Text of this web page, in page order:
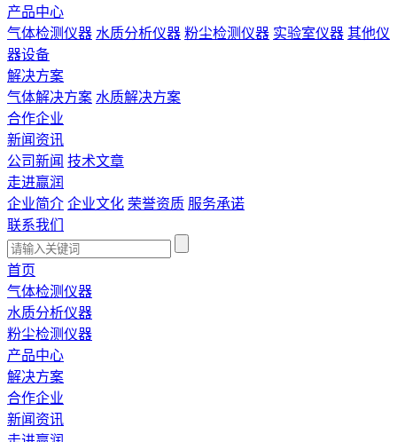
产品中心
气体检测仪器 水质分析仪器 粉尘检测仪器 实验室仪器 其他仪
器设备
解决方案
气体解决方案 水质解决方案
合作企业
新闻资讯
公司新闻 技术文章
走进赢润
企业简介 企业文化 荣誉资质 服务承诺
联系我们
首页
气体检测仪器
水质分析仪器
粉尘检测仪器
产品中心
解决方案
合作企业
新闻资讯